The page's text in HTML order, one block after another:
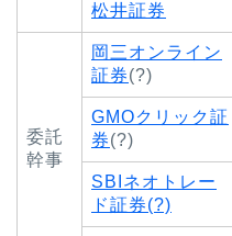
松井証券
委託
幹事
岡三オンライン
証券(?)
GMOクリック証
券(?)
SBIネオトレー
ド証券(?)